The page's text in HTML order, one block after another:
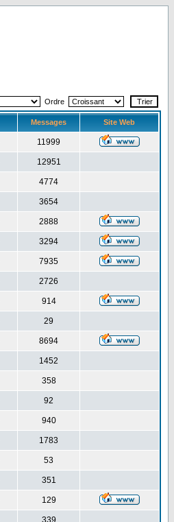
Ordre
Messages Site Web
11999
12951
4774
3654
2888
3294
7935
2726
914
29
8694
1452
358
92
940
1783
53
351
129
339